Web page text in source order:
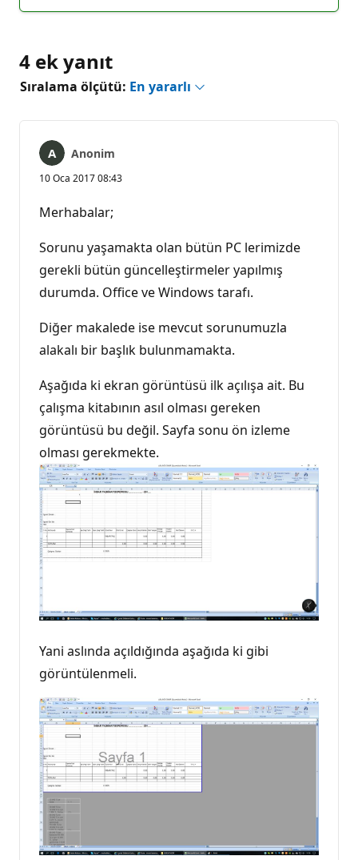
4 ek yanıt
Sıralama ölçütü: En yararlı
Anonim
10 Oca 2017 08:43
Merhabalar;
Sorunu yaşamakta olan bütün PC lerimizde
gerekli bütün güncelleştirmeler yapılmış
durumda. Office ve Windows tarafı.
Diğer makalede ise mevcut sorunumuzla
alakalı bir başlık bulunmamakta.
Aşağıda ki ekran görüntüsü ilk açılışa ait. Bu
çalışma kitabının asıl olması gereken
görüntüsü bu değil. Sayfa sonu ön izleme
olması gerekmekte.
Yani aslında açıldığında aşağıda ki gibi
görüntülenmeli.